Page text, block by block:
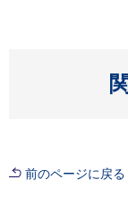
前のページに戻る